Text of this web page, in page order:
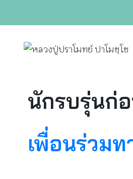
นักรบรุ่นก่
เพื่อนร่วม